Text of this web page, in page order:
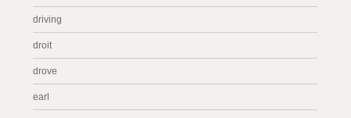
driving
droit
drove
earl